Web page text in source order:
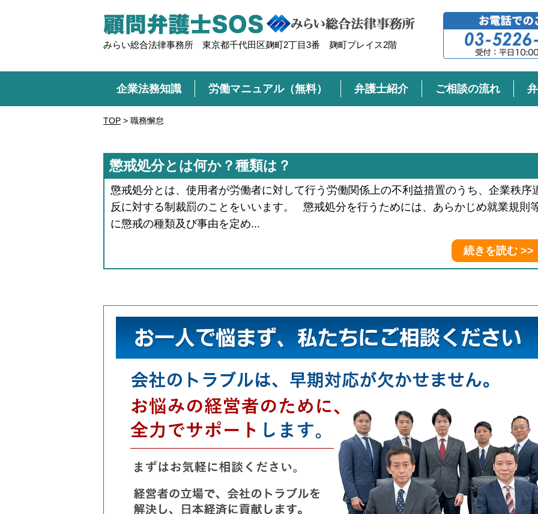
みらい総合法律事務所 東京都千代田区麹町2丁目3番 麹町プレイス2階
企業法務知識 労働マニュアル（無料） 弁護士紹介 ご相談の流れ
TOP > 職務懈怠
懲戒処分とは何か？種類は？
懲戒処分とは、使用者が労働者に対して行う労働関係上の不利益措置のうち、企業秩序
反に対する制裁罰のことをいいます。 懲戒処分を行うためには、あらかじめ就業規則
に懲戒の種類及び事由を定め...
続きを読む >>